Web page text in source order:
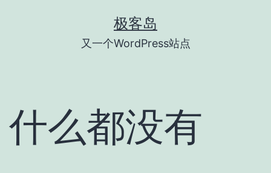
极客岛
又一个WordPress站点
什么都没有